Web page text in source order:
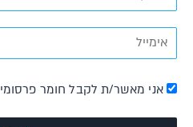
אני מאשר/ת לקבל חומר פרסומי